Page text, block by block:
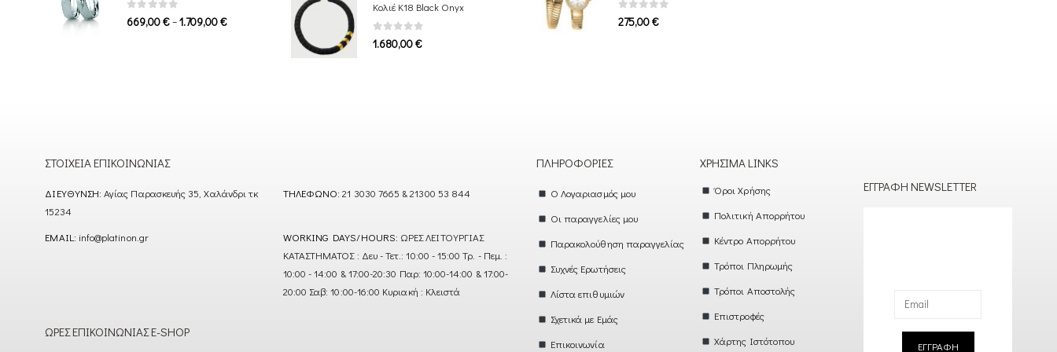
0 out of 5
669,00€ – 1.709,00€Price
Κολιέ Κ18 Black Onyx
0 out of 5
1.680,00€
0out of 5
275,00€
ΣΤΟΙΧΕΊΑ ΕΠΙΚΟΙΝΩΝΊΑΣ
ΔΙΕΎΘΥΝΣΗ: Αγίας Παρασκευής 35, Χαλάνδρι τκ
15234
ΤΗΛΈΦΩΝΟ: 21 3030 7665 & 21300 53 844
EMAIL: info@platinon.gr WORKING DAYS/HOURS: ΩΡΕΣ ΛΕΙΤΟΥΡΓΙΑΣ
ΚΑΤΑΣΤΗΜΑΤΟΣ : Δευ - Τετ.: 10:00 - 15:00 Τρ. - Πεμ. :
10:00 - 14:00 & 17:00-20:30 Παρ: 10:00-14:00 & 17:00-
20:00 Σαβ: 10:00-16:00 Κυριακή : Κλειστά
ΏΡΕΣ ΕΠΙΚΟΙΝΩΝΊΑΣ E-SHOP
ΠΛΗΡΟΦΟΡΊΕΣ
Ο Λογαριασμός μου
Οι παραγγελίες μου
Παρακολούθηση παραγγελίας
Συχνές Ερωτήσεις
Λίστα επιθυμιών
Σχετικά με Εμάς
Επικοινωνία
ΧΡΉΣΙΜΑ LINKS
Όροι Χρήσης
Πολιτική Απορρήτου
Κέντρο Απορρήτου
Τρόποι Πληρωμής
Τρόποι Αποστολής
Επιστροφές
Χάρτης Ιστότοπου
ΕΓΓΡΑΦΉ NEWSLETTER
ΕΓΓΡΑΦΗ